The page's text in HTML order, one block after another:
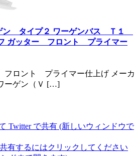
ン タイプ２ ワーゲンバス Ｔ１
ガッター フロント プライマー
フロント プライマー仕上げ メーカ
ーゲン（Ｖ […]
Twitter で共有 (新しいウィンドウで
共有するにはクリックしてください